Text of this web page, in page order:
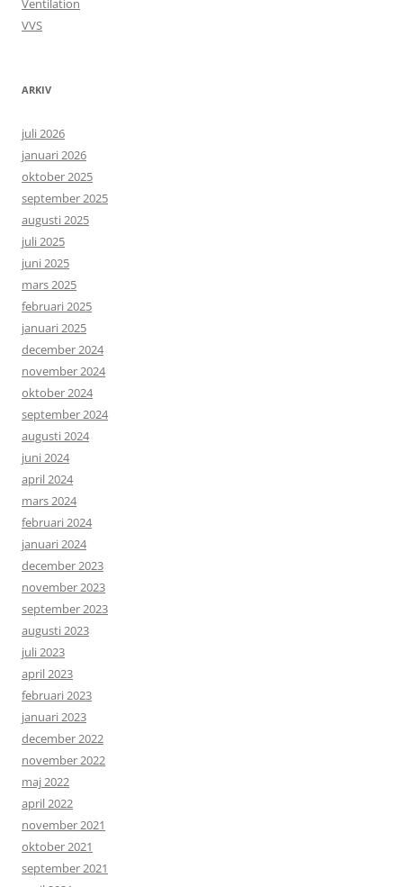
Ventilation
VVS
ARKIV
juli 2026
januari 2026
oktober 2025
september 2025
augusti 2025
juli 2025
juni 2025
mars 2025
februari 2025
januari 2025
december 2024
november 2024
oktober 2024
september 2024
augusti 2024
juni 2024
april 2024
mars 2024
februari 2024
januari 2024
december 2023
november 2023
september 2023
augusti 2023
juli 2023
april 2023
februari 2023
januari 2023
december 2022
november 2022
maj 2022
april 2022
november 2021
oktober 2021
september 2021